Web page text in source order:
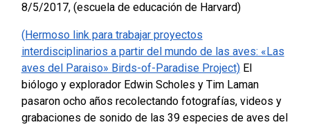
8/5/2017, (escuela de educación de Harvard)
(Hermoso link para trabajar proyectos
interdisciplinarios a partir del mundo de las aves: «Las
aves del Paraiso» Birds-of-Paradise Project) El
biólogo y explorador Edwin Scholes y Tim Laman
pasaron ocho años recolectando fotografías, videos y
grabaciones de sonido de las 39 especies de aves del